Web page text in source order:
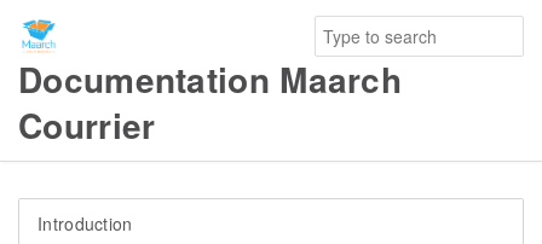
Documentation Maarch
Courrier
Introduction